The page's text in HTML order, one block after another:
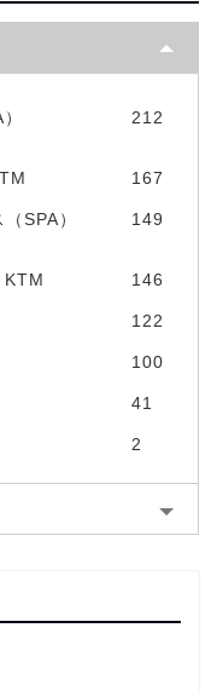
212
167
SPA）
149
KTM 146
122
100
41
2